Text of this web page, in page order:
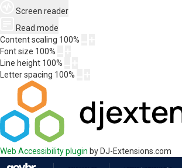
Screen reader
Read mode
Content scaling 100%
Font size 100%
Line height 100%
Letter spacing 100%
Web Accessibility plugin by DJ-Extensions.com